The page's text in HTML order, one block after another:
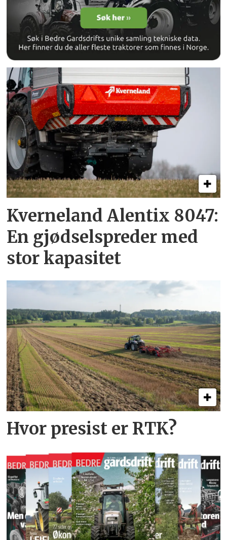
Kverneland Alentix 8047:
En gjødsel­spreder med
stor kapasitet
Hvor presist er RTK?